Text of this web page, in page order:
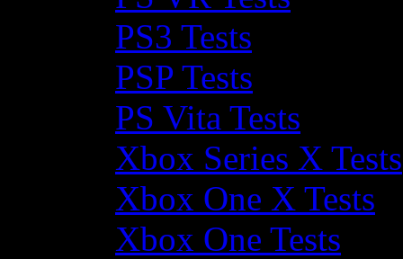
PS3 Tests
PSP Tests
PS Vita Tests
Xbox Series X Tests
Xbox One X Tests
Xbox One Tests